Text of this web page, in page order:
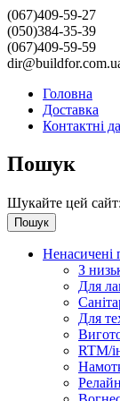
(067)409-59-27
(050)384-35-39
(067)409-59-59
Головна
Доставка
Контактні
Пошук
Шукайте цей сайт:
Ненасичені
З
Для
Для
RTM/